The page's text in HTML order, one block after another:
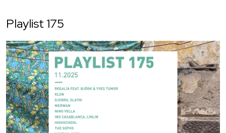
Playlist 175